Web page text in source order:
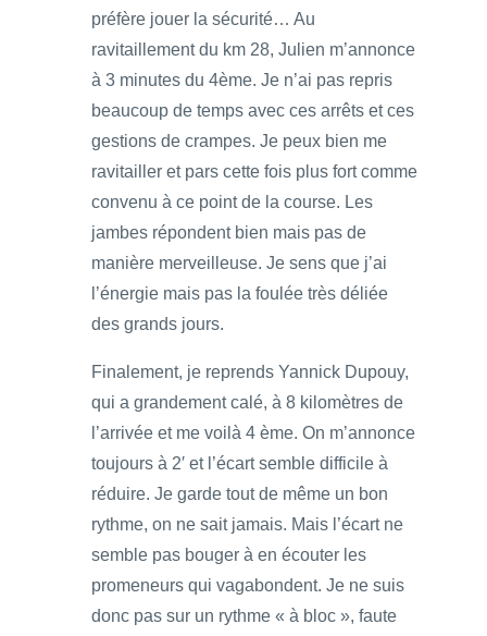
préfère jouer la sécurité… Au
ravitaillement du km 28, Julien m’annonce
à 3 minutes du 4ème. Je n’ai pas repris
beaucoup de temps avec ces arrêts et ces
gestions de crampes. Je peux bien me
ravitailler et pars cette fois plus fort comme
convenu à ce point de la course. Les
jambes répondent bien mais pas de
manière merveilleuse. Je sens que j’ai
l’énergie mais pas la foulée très déliée
des grands jours.
Finalement, je reprends Yannick Dupouy,
qui a grandement calé, à 8 kilomètres de
l’arrivée et me voilà 4 ème. On m’annonce
toujours à 2′ et l’écart semble difficile à
réduire. Je garde tout de même un bon
rythme, on ne sait jamais. Mais l’écart ne
semble pas bouger à en écouter les
promeneurs qui vagabondent. Je ne suis
donc pas sur un rythme « à bloc », faute